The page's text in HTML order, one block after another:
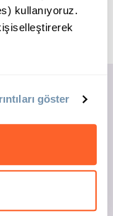
kullanıyoruz.
göster